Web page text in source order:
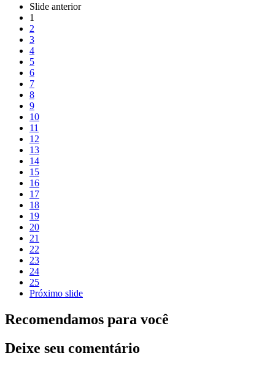
Slide anterior
1
2
3
4
5
6
7
8
9
10
11
12
13
14
15
16
17
18
19
20
21
22
23
24
25
Próximo slide
Recomendamos para você
Deixe seu comentário